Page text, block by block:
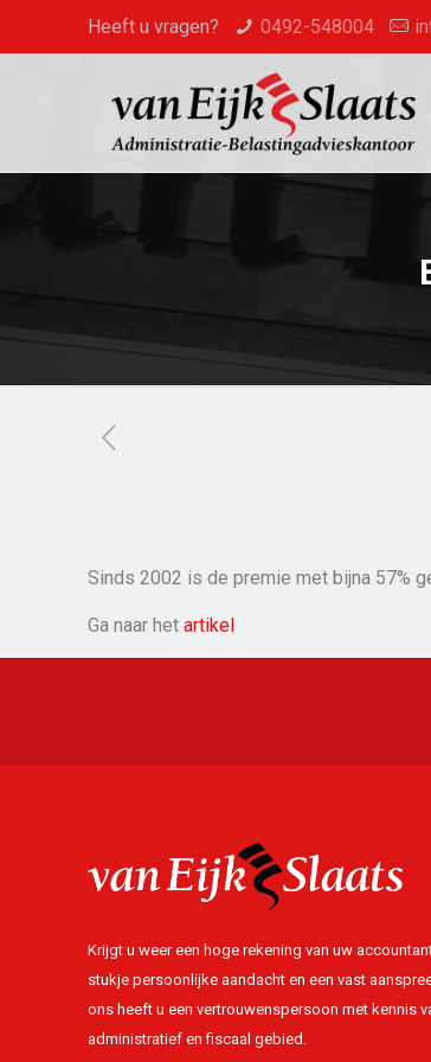
Heeft u vragen? 0492-548004
Sinds 2002 is de premie met bijna 57%
Ga naar hetartikel
Krijgt u weer een hoge rekening van uw
stukje persoonlijke aandacht en een vast
ons heeft u een vertrouwenspersoon met kennis
administratief en fiscaal gebied.